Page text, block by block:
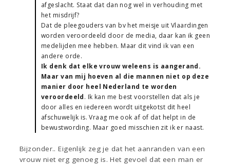
afgeslacht. Staat dat dan nog wel in verhouding met
het misdrijf?
Dat de pleegouders van bv het meisje uit Vlaardingen
worden veroordeeld door de media, daar kan ik geen
medelijden mee hebben. Maar dit vind ik van een
andere orde.
Ik denk dat elke vrouw weleens is aangerand.
Maar van mij hoeven al die mannen niet op deze
manier door heel Nederland te worden
veroordeeld. Ik kan me best voorstellen dat als je
door alles en iedereen wordt uitgekotst dit heel
afschuwelijk is. Vraag me ook af of dat helpt in de
bewustwording. Maar goed misschien zit ik er naast.
Bijzonder.. Eigenlijk zeg je dat het aanranden van een
vrouw niet erg genoeg is. Het gevoel dat een man er